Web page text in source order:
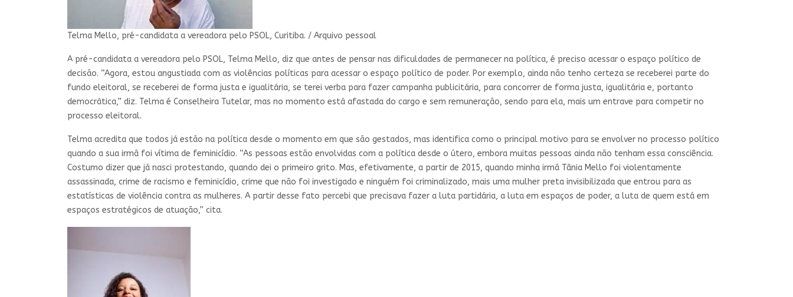
Telma Mello, pré-candidata a vereadora pelo PSOL, Curitiba. / Arquivo pessoal
A pré-candidata a vereadora pelo PSOL, Telma Mello, diz que antes de pensar nas dificuldades de permanecer na política, é preciso acessar o espaço político de
decisão. “Agora, estou angustiada com as violências políticas para acessar o espaço político de poder. Por exemplo, ainda não tenho certeza se receberei parte do
fundo eleitoral, se receberei de forma justa e igualitária, se terei verba para fazer campanha publicitária, para concorrer de forma justa, igualitária e, portanto
democrática,” diz. Telma é Conselheira Tutelar, mas no momento está afastada do cargo e sem remuneração, sendo para ela, mais um entrave para competir no
processo eleitoral.
Telma acredita que todos já estão na política desde o momento em que são gestados, mas identifica como o principal motivo para se envolver no processo político
quando a sua irmã foi vítima de feminicídio. “As pessoas estão envolvidas com a política desde o útero, embora muitas pessoas ainda não tenham essa consciência.
Costumo dizer que já nasci protestando, quando dei o primeiro grito. Mas, efetivamente, a partir de 2015, quando minha irmã Tânia Mello foi violentamente
assassinada, crime de racismo e feminicídio, crime que não foi investigado e ninguém foi criminalizado, mais uma mulher preta invisibilizada que entrou para as
estatísticas de violência contra as mulheres. A partir desse fato percebi que precisava fazer a luta partidária, a luta em espaços de poder, a luta de quem está em
espaços estratégicos de atuação,” cita.